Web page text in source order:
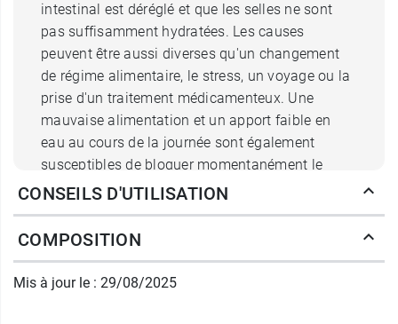
intestinal est déréglé et que les selles ne sont
pas suffisamment hydratées. Les causes
peuvent être aussi diverses qu'un changement
de régime alimentaire, le stress, un voyage ou la
prise d'un traitement médicamenteux. Une
mauvaise alimentation et un apport faible en
eau au cours de la journée sont également
susceptibles de bloquer momentanément le
transit.
Comment agit la poudre Herbesan
constipation ?
CONSEILS D'UTILISATION
COMPOSITION
Mis à jour le : 29/08/2025